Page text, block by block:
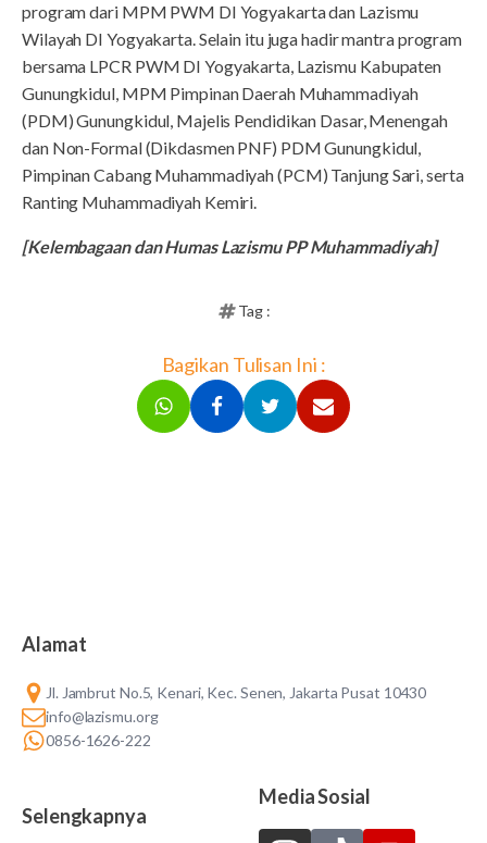
program dari MPM PWM DI Yogyakarta dan Lazismu
Wilayah DI Yogyakarta. Selain itu juga hadir mantra program
bersama LPCR PWM DI Yogyakarta, Lazismu Kabupaten
Gunungkidul, MPM Pimpinan Daerah Muhammadiyah
(PDM) Gunungkidul, Majelis Pendidikan Dasar, Menengah
dan Non-Formal (Dikdasmen PNF) PDM Gunungkidul,
Pimpinan Cabang Muhammadiyah (PCM) Tanjung Sari, serta
Ranting Muhammadiyah Kemiri.
[Kelembagaan dan Humas Lazismu PP Muhammadiyah]
Tag :
Bagikan Tulisan Ini :
Alamat
Jl. Jambrut No.5, Kenari, Kec. Senen, Jakarta Pusat 10430
info@lazismu.org
0856-1626-222
Selengkapnya
Media Sosial